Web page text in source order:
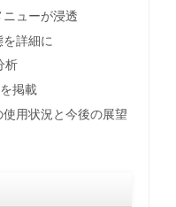
ューが浸透
詳細に
析
掲載
使用状況と今後の展望